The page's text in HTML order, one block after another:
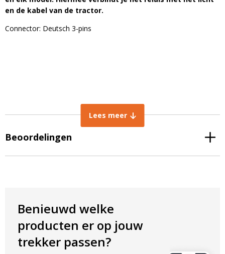
en de kabel van de tractor.
Connector: Deutsch 3-pins
Lees meer
Beoordelingen
Benieuwd welke
producten er op jouw
trekker passen?